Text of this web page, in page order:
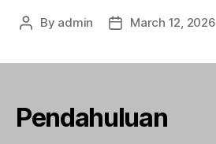
Post
By admin
PostMarch 12, 2026
Pendahuluan